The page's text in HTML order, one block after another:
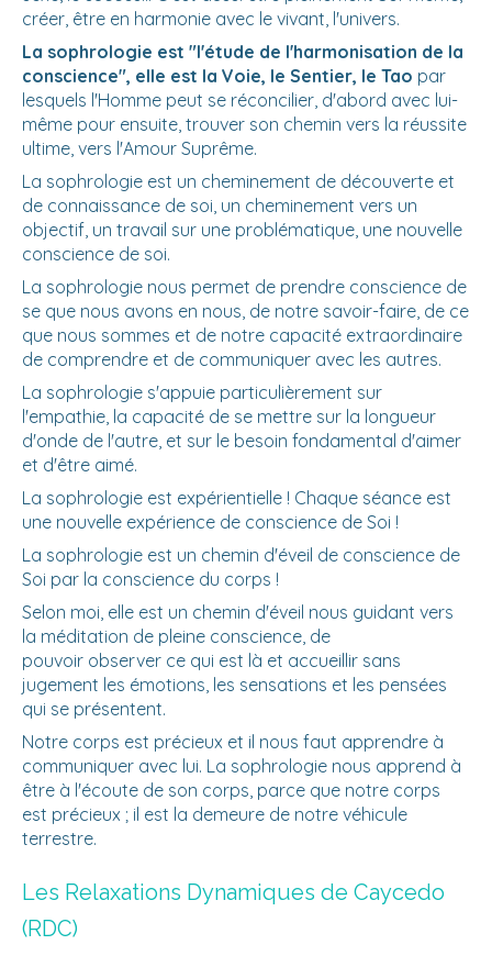
créer, être en harmonie avec le vivant, l'univers.
La sophrologie est "l'étude de l'harmonisation de la
conscience", elle est la Voie, le Sentier, le Tao par
lesquels l'Homme peut se réconcilier, d'abord avec lui-
même pour ensuite, trouver son chemin vers la réussite
ultime, vers l'Amour Suprême.
La sophrologie est un cheminement de découverte et
de connaissance de soi, un cheminement vers un
objectif, un travail sur une problématique, une nouvelle
conscience de soi.
La sophrologie nous permet de prendre conscience de
se que nous avons en nous, de notre savoir-faire, de ce
que nous sommes et de notre capacité extraordinaire
de comprendre et de communiquer avec les autres.
La sophrologie s'appuie particulièrement sur
l'empathie, la capacité de se mettre sur la longueur
d'onde de l'autre, et sur le besoin fondamental d'aimer
et d'être aimé.
La sophrologie est expérientielle ! Chaque séance est
une nouvelle expérience de conscience de Soi !
La sophrologie est un chemin d'éveil de conscience de
Soi par la conscience du corps !
Selon moi, elle est un chemin d'éveil nous guidant vers
la méditation de pleine conscience, de
pouvoir observer ce qui est là et accueillir sans
jugement les émotions, les sensations et les pensées
qui se présentent.
Notre corps est précieux et il nous faut apprendre à
communiquer avec lui. La sophrologie nous apprend à
être à l'écoute de son corps, parce que notre corps
est précieux ; il est la demeure de notre véhicule
terrestre.
Les Relaxations Dynamiques de Caycedo
(RDC)